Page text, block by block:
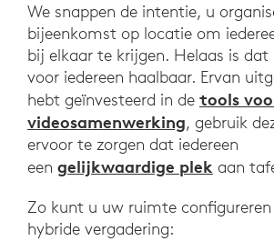
We snappen de intentie, u
bijeenkomst op locatie om
bij elkaar te krijgen. Helaas is
voor iedereen haalbaar. Ervan
hebt geïnvesteerd in de tools
videosamenwerking, gebruik
ervoor te zorgen dat iedereen
een gelijkwaardige plek aan
Zo kunt u uw ruimte configureren
hybride vergadering: